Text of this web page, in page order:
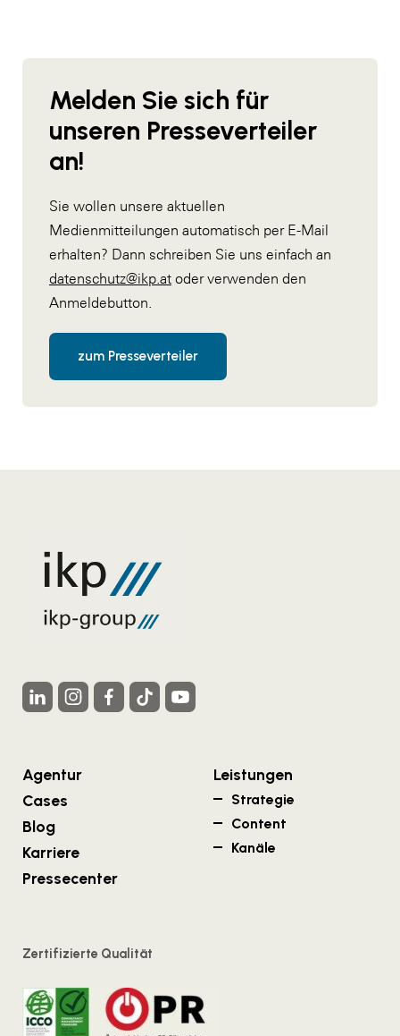
Melden Sie sich für
unseren Presseverteiler
an!
Sie wollen unsere aktuellen
Medienmitteilungen automatisch per E-Mail
erhalten? Dann schreiben Sie uns einfach an
datenschutz@ikp.at oder verwenden den
Anmeldebutton.
zum Presseverteiler
Agentur
Cases
Blog
Karriere
Pressecenter
Leistungen
Strategie
Content
Kanäle
Zertifizierte Qualität